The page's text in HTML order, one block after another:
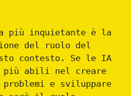
più inquietante è la
del ruolo del
contesto. Se le IA
più abili nel creare
e sviluppare